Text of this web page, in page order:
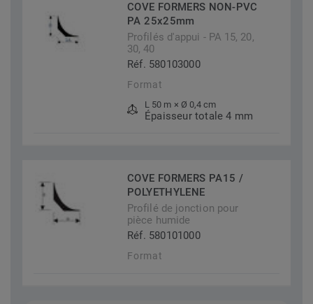
COVE FORMERS NON-PVC
PA 25x25mm
Profilés d'appui - PA 15, 20,
30, 40
Réf. 580103000
Format
L 50 m × Ø 0,4 cm
Épaisseur totale 4 mm
COVE FORMERS PA15 /
POLYETHYLENE
Profilé de jonction pour
pièce humide
Réf. 580101000
Format